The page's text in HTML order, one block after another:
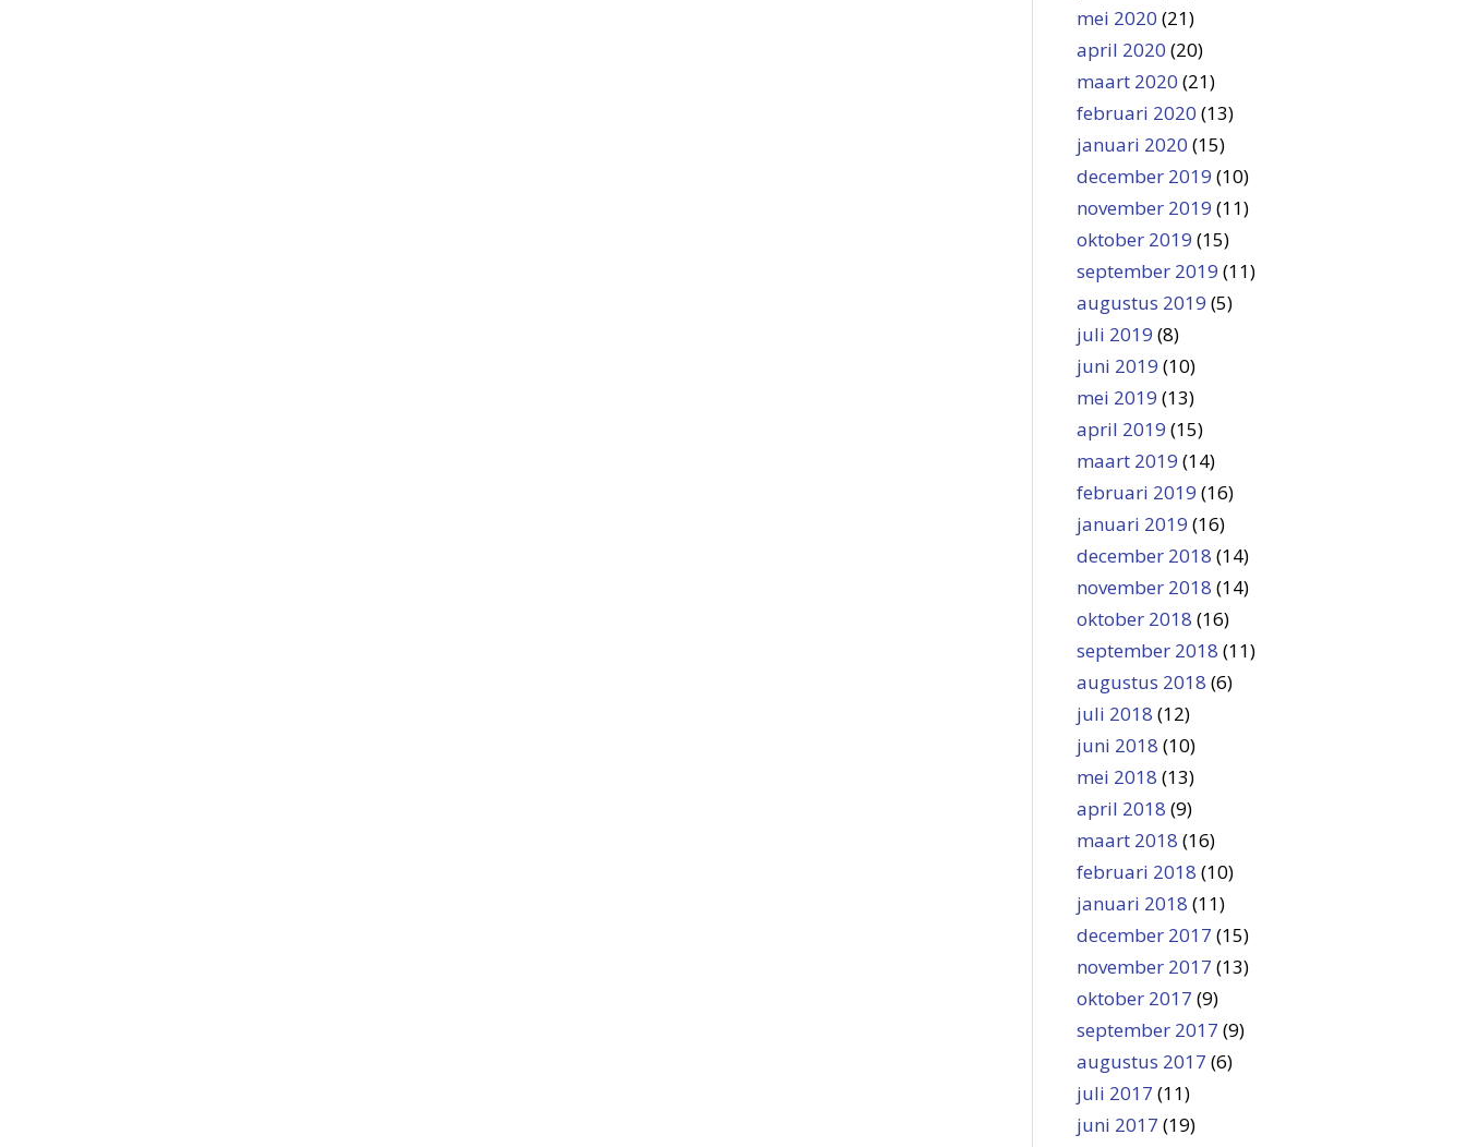
mei 2020 (21)
april 2020 (20)
maart 2020 (21)
februari 2020 (13)
januari 2020 (15)
december 2019 (10)
november 2019 (11)
oktober 2019 (15)
september 2019 (11)
augustus 2019 (5)
juli 2019 (8)
juni 2019 (10)
mei 2019 (13)
april 2019 (15)
maart 2019 (14)
februari 2019 (16)
januari 2019 (16)
december 2018 (14)
november 2018 (14)
oktober 2018 (16)
september 2018 (11)
augustus 2018 (6)
juli 2018 (12)
juni 2018 (10)
mei 2018 (13)
april 2018 (9)
maart 2018 (16)
februari 2018 (10)
januari 2018 (11)
december 2017 (15)
november 2017 (13)
oktober 2017 (9)
september 2017 (9)
augustus 2017 (6)
juli 2017 (11)
juni 2017 (19)